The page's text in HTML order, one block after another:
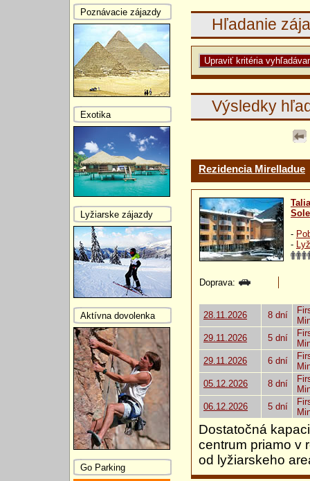
Hľadanie
Výsledky
Rezidencia Mirelladue
-
-
Doprava:
28.11.2026 8 dní
29.11.2026
5 dní
29.11.2026
6 dní
05.12.2026
8 dní
06.12.2026
5 dní
Dostatočná
centrum priamo v
od lyžiarskeho
Poznávacie zájazdy
Exotika
Lyžiarske zájazdy
Aktívna dovolenka
Go Parking